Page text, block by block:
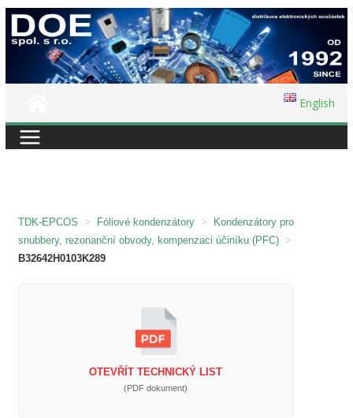
Přeskočit
na
English
TDK-EPCOS > Fóliové kondenzátory >
Kondenzátory pro
snubbery, rezonanční obvody, kompenzaci účiníku (PFC) >
B32642H0103K289
OTEVŘÍT TECHNICKÝ LIST
(PDF dokument)